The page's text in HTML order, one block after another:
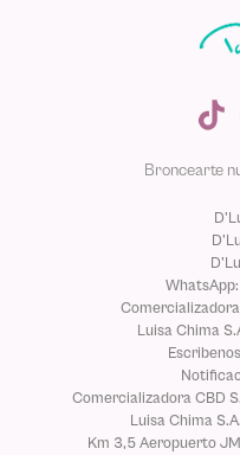
Broncearte
Luisa Chima
Comercializadora CBD
Luisa Chima
Km 3,5 Aeropuerto